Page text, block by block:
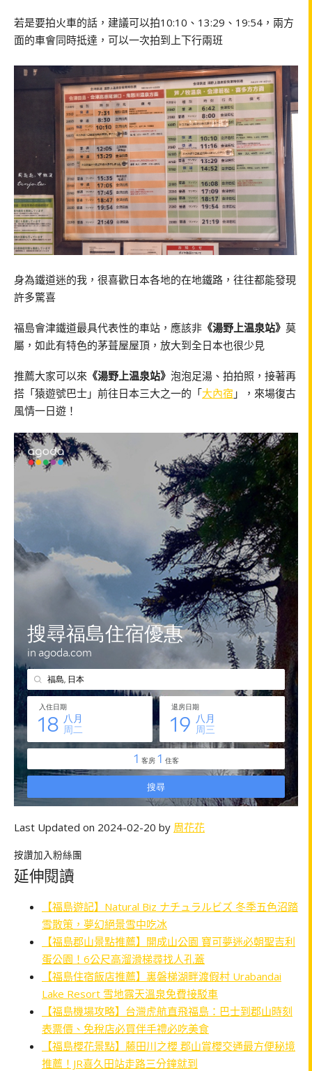
若是要拍火車的話，建議可以拍10:10、13:29、19:54，兩方
面的車會同時抵達，可以一次拍到上下行兩班
身為鐵道迷的我，很喜歡日本各地的在地鐵路，往往都能發現
許多驚喜
福島會津鐵道最具代表性的車站，應該非 《湯野上温泉站》 莫
屬，如此有特色的茅葺屋屋頂，放大到全日本也很少見
推薦大家可以來 《湯野上温泉站》 泡泡足湯、拍拍照，接著再
搭「猿遊號巴士」前往日本三大之一的「大內宿 」，來場復古
風情一日遊！
Last Updated on 2024-02-20 by 周花花
按讚加入粉絲團
延伸閱讀
【福島遊記】Natural Biz ナチュラルビズ 冬季五色沼踏
雪散策，夢幻絕景雪中吃冰
【福島郡山景點推薦】開成山公園 寶可夢迷必朝聖吉利
蛋公園！6公尺高溜滑梯尋找人孔蓋
【福島住宿飯店推薦】裏磐梯湖畔渡假村 Urabandai
Lake Resort 雪地露天溫泉免費接駁車
【福島機場攻略】台灣虎航直飛福島：巴士到郡山時刻
表票價、免稅店必買伴手禮必吃美食
【福島櫻花景點】藤田川之櫻 郡山賞櫻交通最方便秘境
推薦！JR喜久田站走路三分鐘就到